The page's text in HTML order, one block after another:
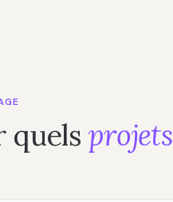
quelsprojets